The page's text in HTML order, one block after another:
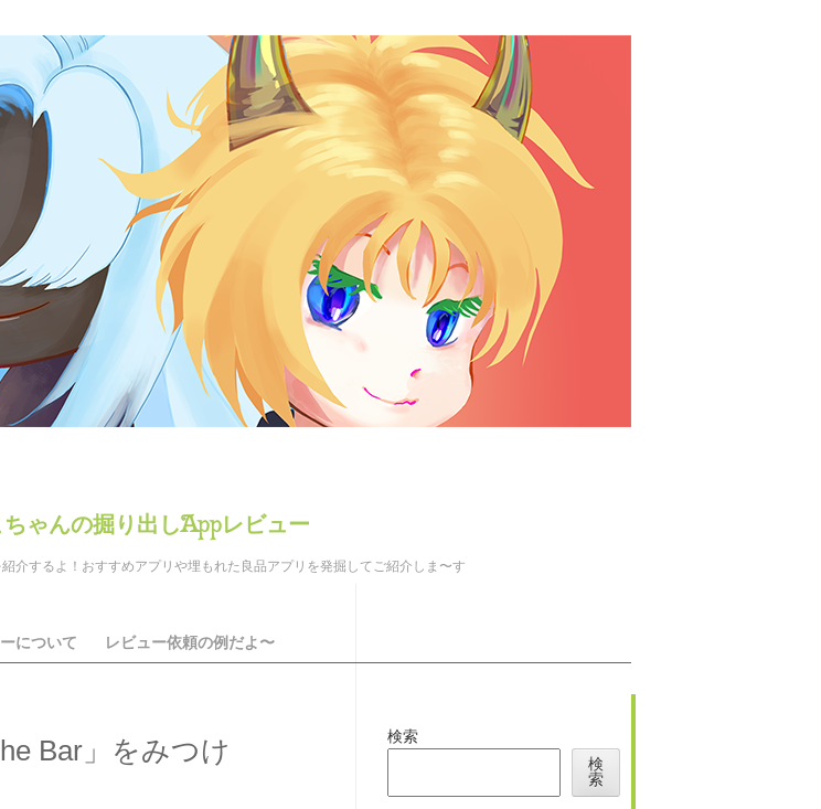
ゃんの掘り出しAppレビュー
介するよ！おすすめアプリや埋もれた良品アプリを発掘してご紹介しま〜す
について レビュー依頼の例だよ〜
Bar」をみつけ
検索
検
索